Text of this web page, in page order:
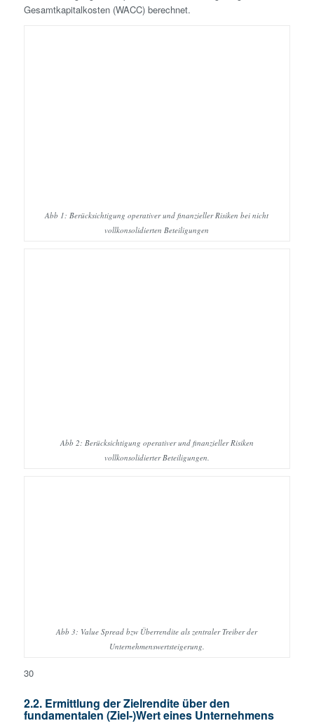
Gesamtkapitalkosten (WACC) berechnet.
Abb 1: Berücksichtigung operativer und finanzieller Risiken bei nicht
vollkonsolidierten Beteiligungen
Abb 2: Berücksichtigung operativer und finanzieller Risiken
vollkonsolidierter Beteiligungen.
Abb 3: Value Spread bzw Überrendite als zentraler Treiber der
Unternehmenswertsteigerung.
30
2.2. Ermittlung der Zielrendite über den
fundamentalen (Ziel-)Wert eines Unternehmens